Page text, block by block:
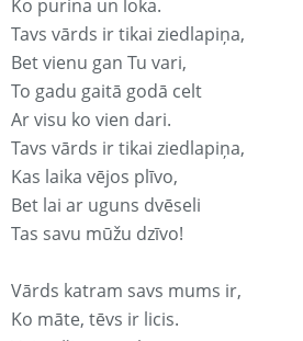
Ko purina un loka.
Tavs vārds ir tikai ziedlapiņa,
Bet vienu gan Tu vari,
To gadu gaitā godā celt
Ar visu ko vien dari.
Tavs vārds ir tikai ziedlapiņa,
Kas laika vējos plīvo,
Bet lai ar uguns dvēseli
Tas savu mūžu dzīvo!
Vārds katram savs mums ir,
Ko māte, tēvs ir licis.